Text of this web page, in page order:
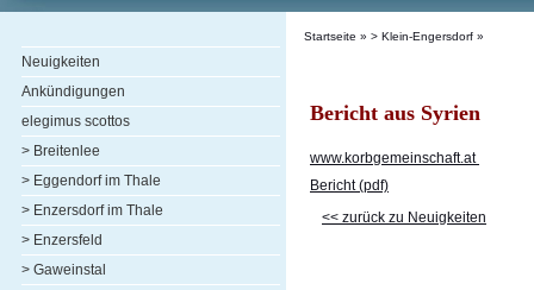
Neuigkeiten
Ankündigungen
elegimus scottos
> Breitenlee
> Eggendorf im Thale
> Enzersdorf im Thale
> Enzersfeld
> Gaweinstal
Startseite » > Klein-Engersdorf »
Bericht aus Syrien
www.korbgemeinschaft.at
Bericht (pdf)
<< zurück zu Neuigkeiten